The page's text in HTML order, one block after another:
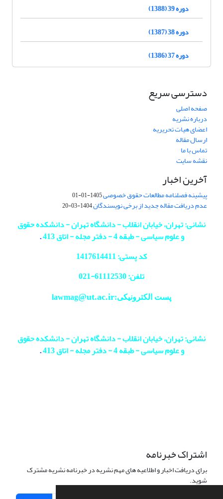
دوره 39 (1388)
دوره 38 (1387)
دوره 37 (1386)
دسترسی سریع
صفحه اصلی
درباره نشریه
اعضای هیات تحریریه
ارسال مقاله
تماس با ما
نقشه سایت
آخرین اخبار
پیشینه فصلنامه مطالعات حقوق خصوصی1405-01-01
عدم دریافت مقاله جدید از برخی نویسندگان1404-03-20
نشانی: تهران، خیابان انقلاب - دانشگاه تهران - دانشکده حقوق
و علوم سیاسی - طبقه 4 - دفتر مجله - اتاق 413
.
کد پستی: 1417614411
تلفن: 61112530-
021
پست الکترونیکی:lawmag@ut.ac.ir
نشانی: تهران، خیابان انقلاب - دانشگاه تهران - دانشکده حقوق
و علوم سیاسی - طبقه 4 - دفتر مجله - اتاق 413
.
اشتراک خبرنامه
برای دریافت اخبار و اطلاعیه های مهم نشریه در خبرنامه نشریه مشترک
شوید.